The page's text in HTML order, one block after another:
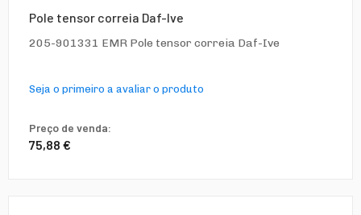
Pole tensor correia Daf-Ive
205-901331 EMR Pole tensor correia Daf-Ive
Seja o primeiro a avaliar o produto
Preço de venda:
75,88 €